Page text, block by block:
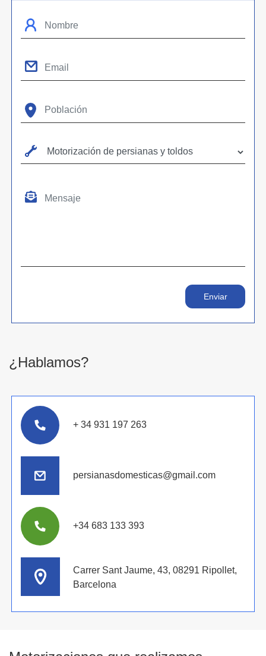
¿Hablamos?
+ 34 931 197 263
+34 683 133 393
persianasdomesticas@gmail.com
Carrer Sant Jaume, 43, 08291 Ripollet,
Barcelona